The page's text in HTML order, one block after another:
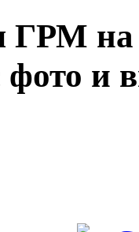
ГРМ на
и